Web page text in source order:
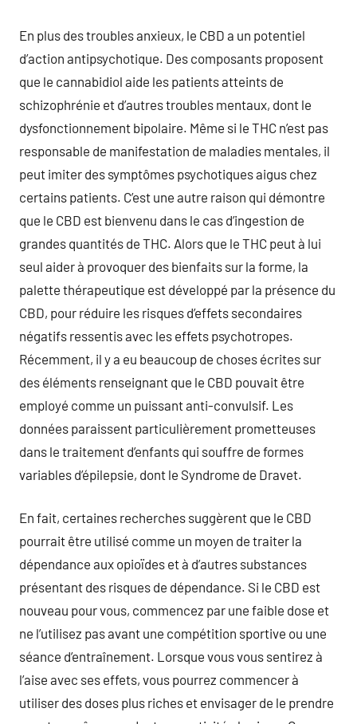
En plus des troubles anxieux, le CBD a un potentiel
d’action antipsychotique. Des composants proposent
que le cannabidiol aide les patients atteints de
schizophrénie et d’autres troubles mentaux, dont le
dysfonctionnement bipolaire. Même si le THC n’est pas
responsable de manifestation de maladies mentales, il
peut imiter des symptômes psychotiques aigus chez
certains patients. C’est une autre raison qui démontre
que le CBD est bienvenu dans le cas d’ingestion de
grandes quantités de THC. Alors que le THC peut à lui
seul aider à provoquer des bienfaits sur la forme, la
palette thérapeutique est développé par la présence du
CBD, pour réduire les risques d’effets secondaires
négatifs ressentis avec les effets psychotropes.
Récemment, il y a eu beaucoup de choses écrites sur
des éléments renseignant que le CBD pouvait être
employé comme un puissant anti-convulsif. Les
données paraissent particulièrement prometteuses
dans le traitement d’enfants qui souffre de formes
variables d’épilepsie, dont le Syndrome de Dravet.
En fait, certaines recherches suggèrent que le CBD
pourrait être utilisé comme un moyen de traiter la
dépendance aux opioïdes et à d’autres substances
présentant des risques de dépendance. Si le CBD est
nouveau pour vous, commencez par une faible dose et
ne l’utilisez pas avant une compétition sportive ou une
séance d’entraînement. Lorsque vous vous sentirez à
l’aise avec ses effets, vous pourrez commencer à
utiliser des doses plus riches et envisager de le prendre